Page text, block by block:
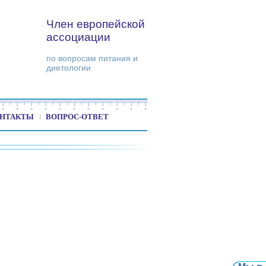
Член европейской
ассоциации
по вопросам питания и
диетологии
ВОПРОС-ОТВЕТ